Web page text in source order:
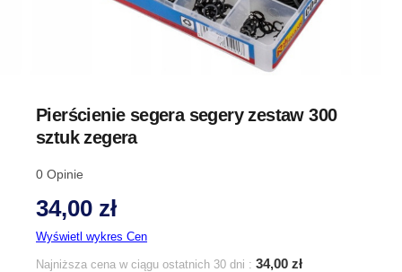
Pierścienie segera segery zestaw 300
sztuk zegera
0 Opinie
34,00 zł
Wyświetl wykres Cen
Najniższa cena w ciągu ostatnich 30 dni : 34,00 zł